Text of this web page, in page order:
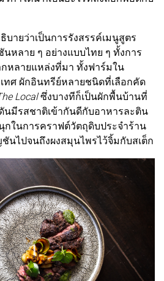
ายว่าเป็นการรังสรรค์เมนูสูตร
หลาย ๆ อย่างแบบไทย ๆ ทั้งการ
กหลายแหล่งที่มา ทั้งฟาร์มใน
ทศ ผักอินทรีย์หลายชนิดที่เลือกคัด
Localซึ่งบางทีก็เป็นผักพื้นบ้านที่
นมีรสชาติเข้ากันดีกับอาหารละติน
กในการคราฟต์วัตถุดิบประจำร้าน
ไปจนถึงผงสมุนไพรไว้จิ้มกับสเต็ก